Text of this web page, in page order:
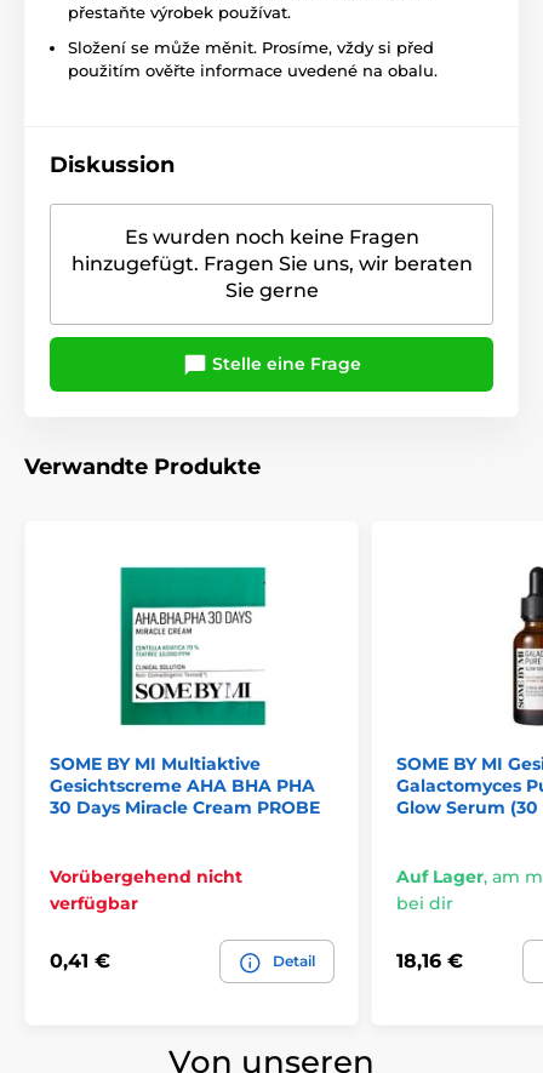
přestaňte výrobek používat.
Složení se může měnit. Prosíme, vždy si před
použitím ověřte informace uvedené na obalu.
Diskussion
Es wurden noch keine Fragen
hinzugefügt. Fragen Sie uns, wir beraten
Sie gerne
Stelle eine Frage
Verwandte Produkte
SOME BY MI Multiaktive
Gesichtscreme AHA BHA PHA
30 Days Miracle Cream PROBE
Vorübergehend nicht
verfügbar
0,41 € Detail
SOME BY MI
Galactomyces
Glow Serum
Auf Lager, am
bei dir
18,16 €
Von unseren